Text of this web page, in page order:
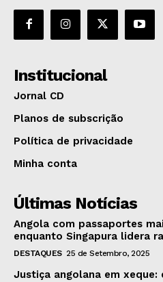
Institucional
Jornal CD
Planos de subscrição
Política de privacidade
Minha conta
Últimas Notícias
Angola com passaportes
enquanto Singapura lidera
DESTAQUES 25 de Setembro, 2025
Justiça angolana em xeque: